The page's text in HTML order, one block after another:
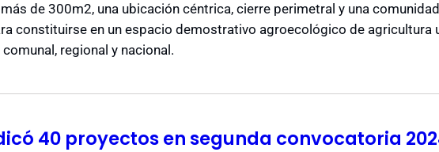
de 300m2, una ubicación céntrica, cierre perimetral y una
constituirse en un espacio demostrativo agroecológico de agricultura
regional y nacional.
40 proyectos en segunda convocatoria